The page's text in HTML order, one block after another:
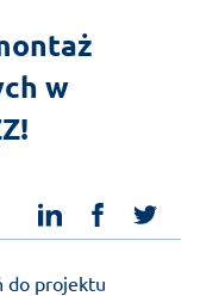
w
linkedinfacebook
do projektu